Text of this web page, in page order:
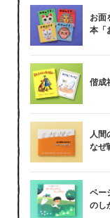
お面
本「
偕成
人間
なぜ
ペー
のし